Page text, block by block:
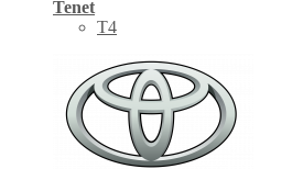
Tenet
Т4